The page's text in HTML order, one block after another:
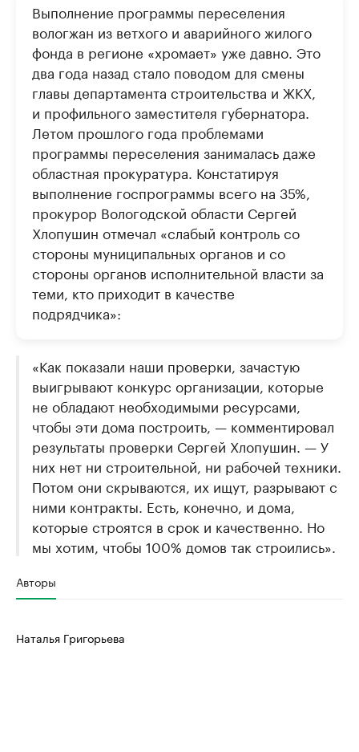
Выполнение программы переселения
вологжан из ветхого и аварийного жилого
фонда в регионе «хромает» уже давно. Это
два года назад стало поводом для смены
главы департамента строительства и ЖКХ,
и профильного заместителя губернатора.
Летом прошлого года проблемами
программы переселения занималась даже
областная прокуратура. Констатируя
выполнение госпрограммы всего на 35%,
прокурор Вологодской области Сергей
Хлопушин отмечал «слабый контроль со
стороны муниципальных органов и со
стороны органов исполнительной власти за
теми, кто приходит в качестве
подрядчика»:
«Как показали наши проверки, зачастую
выигрывают конкурс организации, которые
не обладают необходимыми ресурсами,
чтобы эти дома построить, — комментировал
результаты проверки Сергей Хлопушин. — У
них нет ни строительной, ни рабочей техники.
Потом они скрываются, их ищут, разрывают с
ними контракты. Есть, конечно, и дома,
которые строятся в срок и качественно. Но
мы хотим, чтобы 100% домов так строились».
Авторы
Наталья Григорьева